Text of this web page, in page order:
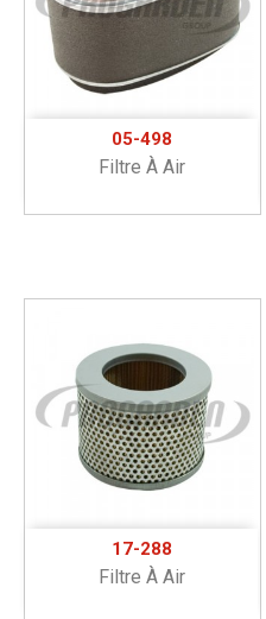
05-498
Filtre À Air
17-288
Filtre À Air